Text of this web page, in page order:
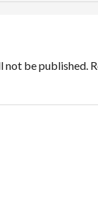
not be published.